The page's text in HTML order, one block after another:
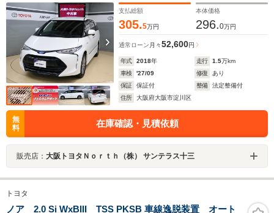
支払総額
305.5万円
本体価格
296.0万円
通常ローン 月々52,600円
年式 2018年 走行 1.5万km
車検
'27/09 修復
あり
保証
保証付 整備
法定整備付
住所
大阪府大阪市淀川区
無
料
在庫確認・見積依頼
販売店： 大阪トヨタＮｏｒｔｈ（株） サンテラス十三
トヨタ
ノア 2.0 Si WxBIII TSS PKSB 車線逸脱装置 オート